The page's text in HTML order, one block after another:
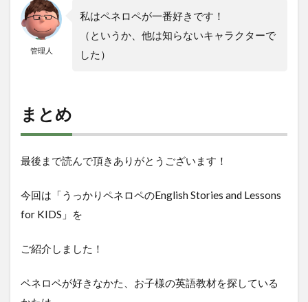
管理人
私はペネロペが一番好きです！
（というか、他は知らないキャラクターで
した）
まとめ
最後まで読んで頂きありがとうございます！
今回は「うっかりペネロペのEnglish Stories and Lessons
for KIDS」を
ご紹介しました！
ペネロペが好きなかた、お子様の英語教材を探している